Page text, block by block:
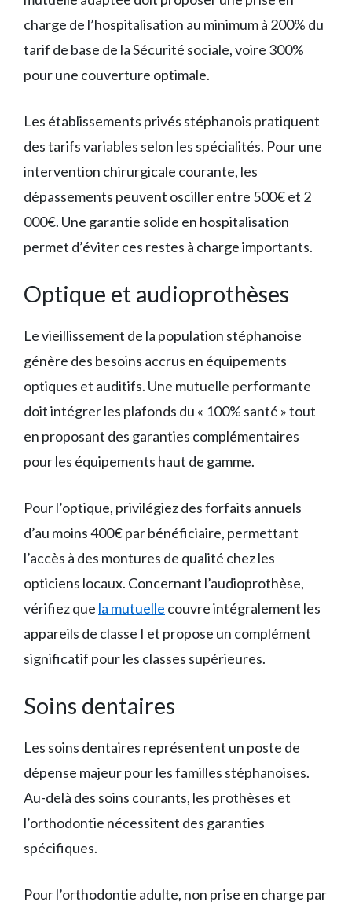
charge de l’hospitalisation au minimum à 200% du
tarif de base de la Sécurité sociale, voire 300%
pour une couverture optimale.
Les établissements privés stéphanois pratiquent
des tarifs variables selon les spécialités. Pour une
intervention chirurgicale courante, les
dépassements peuvent osciller entre 500€ et 2
000€. Une garantie solide en hospitalisation
permet d’éviter ces restes à charge importants.
Optique et audioprothèses
Le vieillissement de la population stéphanoise
génère des besoins accrus en équipements
optiques et auditifs. Une mutuelle performante
doit intégrer les plafonds du « 100% santé » tout
en proposant des garanties complémentaires
pour les équipements haut de gamme.
Pour l’optique, privilégiez des forfaits annuels
d’au moins 400€ par bénéficiaire, permettant
l’accès à des montures de qualité chez les
opticiens locaux. Concernant l’audioprothèse,
vérifiez que la mutuelle couvre intégralement les
appareils de classe I et propose un complément
significatif pour les classes supérieures.
Soins dentaires
Les soins dentaires représentent un poste de
dépense majeur pour les familles stéphanoises.
Au-delà des soins courants, les prothèses et
l’orthodontie nécessitent des garanties
spécifiques.
Pour l’orthodontie adulte, non prise en charge par